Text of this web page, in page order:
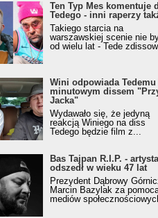
Ten Typ Mes komentuje
Tedego - inni raperzy
Takiego starcia na
warszawskiej scenie nie
od wielu lat - Tede
Wini odpowiada Tedemu
minutowym dissem
Jacka"
Wydawało się, że jedyną
reakcją Winiego na diss
Tedego będzie film z...
Bas Tajpan R.I.P. - artysta
odszedł w wieku 47 lat
Prezydent Dąbrowy
Marcin Bazylak za
mediów